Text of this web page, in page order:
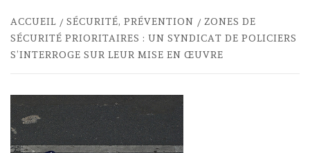
ACCUEIL SÉCURITÉ, PRÉVENTION
ZONES DE
SÉCURITÉ PRIORITAIRES : UN SYNDICAT DE POLICIERS
S’INTERROGE SUR LEUR MISE EN ŒUVRE